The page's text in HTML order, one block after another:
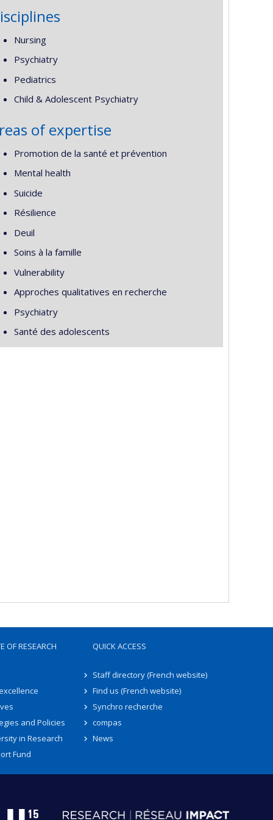
Nursing
Psychiatry
Pediatrics
Child & Adolescent Psychiatry
of expertise
Promotion de la santé et prévention
Mental health
Suicide
Résilience
Deuil
Soins à la famille
Vulnerability
Approches qualitatives en recherche
Psychiatry
Santé des adolescents
OF RESEARCH
and Policies
in Research
Fund
QUICK ACCESS
Staff directory (French website)
Find us (French website)
Synchro recherche
compas
News